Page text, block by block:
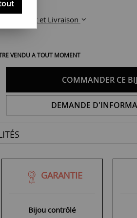
Paiement et Livraison
VENDU A TOUT MOMENT
COMMANDER CE
DEMANDE
GARANTIE
Bijou contrôlé